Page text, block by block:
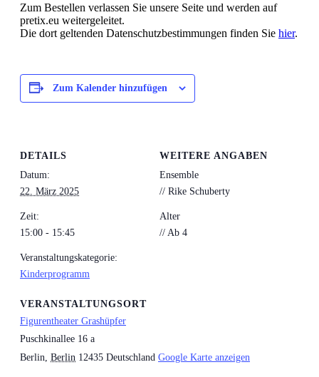
Zum Bestellen verlassen Sie unsere Seite und werden auf
pretix.eu weitergeleitet.
Die dort geltenden Datenschutzbestimmungen finden Sie hier.
Zum Kalender hinzufügen
DETAILS
Datum:
22. März 2025
Zeit:
15:00 - 15:45
Veranstaltungskategorie:
Kinderprogramm
VERANSTALTUNGSORT
Figurentheater Grashüpfer
Puschkinallee 16 a
Berlin Berlin 12435 Deutschland Google Karte anzeigen
WEITERE ANGABEN
Ensemble
// Rike Schuberty
Alter
// Ab 4